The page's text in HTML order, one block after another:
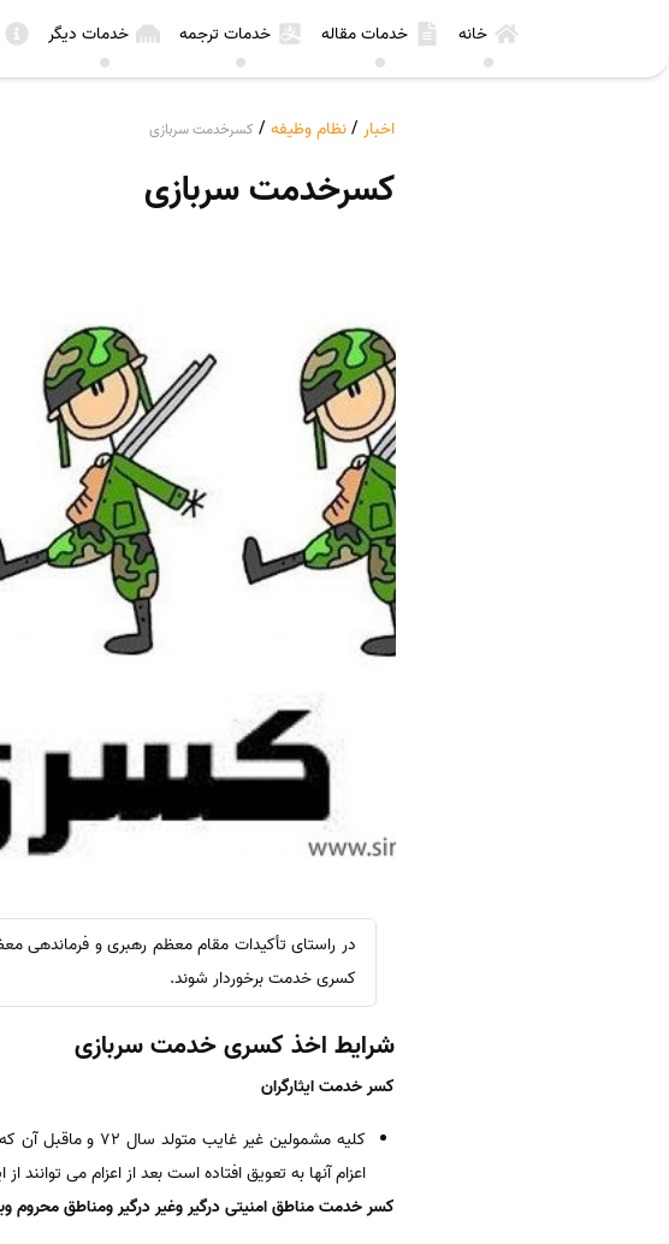
خانه خدمات مقاله خدمات ترجمه خدمات دیگر
اخبار /نظام وظیفه / کسرخدمت سربازی
کسرخدمت سربازی
در راستای تأکیدات مقام معظم رهبری و فرماندهی
کسری خدمت برخوردار شوند.
شرایط اخذ کسری خدمت سربازی
کسر خدمت ایثارگران
اعزام آنها به تعویق افتاده است بعد از اعزام می توانند
کسر خدمت مناطق امنیتی درگیر وغیر درگیر ومناطق محروم